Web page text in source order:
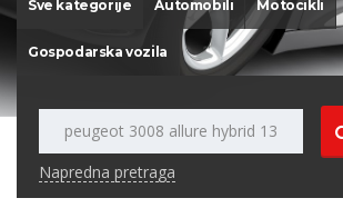
Sve kategorije Automobili Motocikli
Gospodarska vozila
Napredna pretraga